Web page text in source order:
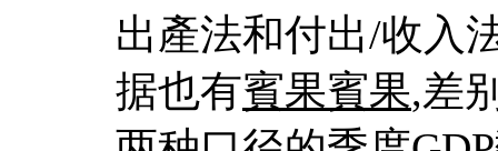
出產法和付出/收入
据也有賓果賓果,差